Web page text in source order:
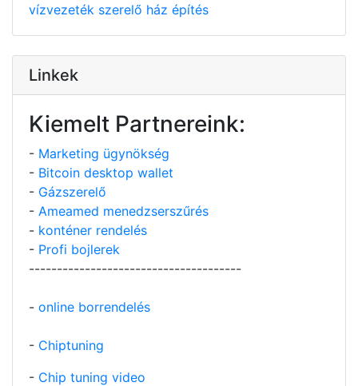
vízvezeték szerelő ház építés
Linkek
Kiemelt Partnereink:
- Marketing ügynökség
- Bitcoin desktop wallet
- Gázszerelő
- Ameamed menedzserszűrés
- konténer rendelés
- Profi bojlerek
--------------------------------------
- online borrendelés
- Chiptuning
- Chip tuning video